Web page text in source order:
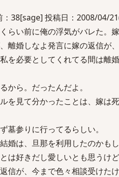
：38[sage] 投稿日：2008/04/
らい前に俺の浮気がバレた。
離婚しなよ発言に嫁の返信が、
を必要としてくれてる間は離
から。だったんだよ。
を見て分かったことは、嫁は
墓参りに行ってるらしい。
婚は、旦那を利用したのかもし
は好きだし愛しいとも思うけ
信が、今まで色々相談受けた